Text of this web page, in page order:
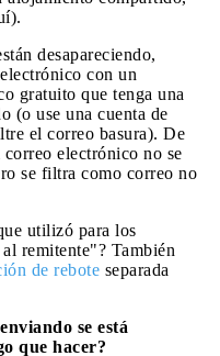
desapareciendo,
con un
gratuito que tenga una
(o use una cuenta de
el correo basura). De
electrónico no se
se filtra como correo no
utilizó para los
remitente"? También
de rebote separada
se está
que hacer?